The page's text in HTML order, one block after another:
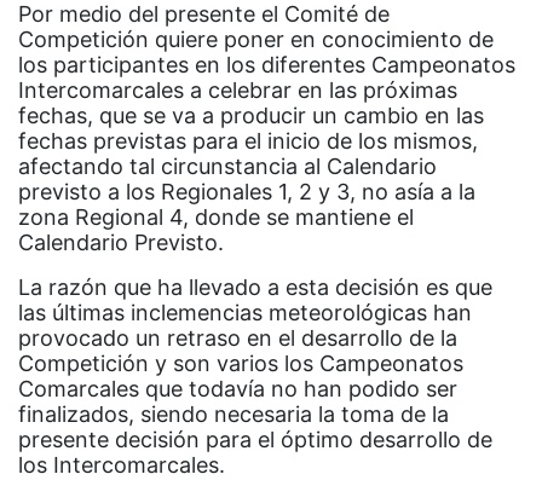
Por medio del presente el Comité de
Competición quiere poner en conocimiento de
los participantes en los diferentes Campeonatos
Intercomarcales a celebrar en las próximas
fechas, que se va a producir un cambio en las
fechas previstas para el inicio de los mismos,
afectando tal circunstancia al Calendario
previsto a los Regionales 1, 2 y 3, no asía a la
zona Regional 4, donde se mantiene el
Calendario Previsto.
La razón que ha llevado a esta decisión es que
las últimas inclemencias meteorológicas han
provocado un retraso en el desarrollo de la
Competición y son varios los Campeonatos
Comarcales que todavía no han podido ser
finalizados, siendo necesaria la toma de la
presente decisión para el óptimo desarrollo de
los Intercomarcales.